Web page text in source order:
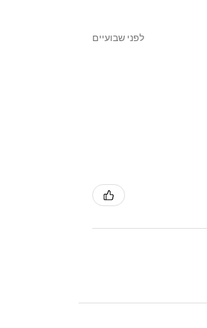
לפני שבועיים